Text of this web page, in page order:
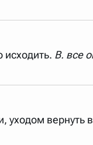
исходить. В. все
уходом вернуть